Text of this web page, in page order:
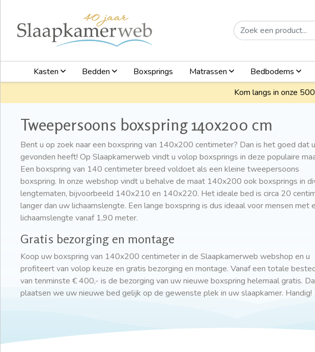
Kasten Bedden Boxsprings Matrassen Bedbodems
Kom langs in onze
Tweepersoons boxspring 140x200 cm
Bent u op zoek naar een boxspring van 140x200 centimeter? Dan is het goed dat
gevonden heeft! Op Slaapkamerweb vindt u volop boxsprings in deze populaire
Een boxspring van 140 centimeter breed voldoet als een kleine tweepersoons
boxspring. In onze webshop vindt u behalve de maat 140x200 ook boxsprings in
lengtematen, bijvoorbeeld 140x210 en 140x220. Het ideale bed is circa 20
langer dan uw lichaamslengte. Een lange boxspring is dus ideaal voor mensen met
lichaamslengte vanaf 1,90 meter.
Gratis bezorging en montage
Koop uw boxspring van 140x200 centimeter in de Slaapkamerweb webshop en u
profiteert van volop keuze en gratis bezorging en montage. Vanaf een totale
van tenminste € 400,- is de bezorging van uw nieuwe boxspring helemaal gratis.
plaatsen we uw nieuwe bed gelijk op de gewenste plek in uw slaapkamer. Handig!